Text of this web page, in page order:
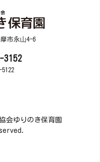
市永⼭4-6
会ゆりのき保育園